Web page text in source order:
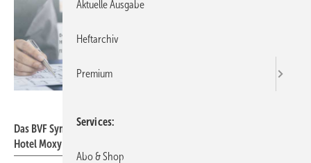
Das BVF Symposium 2026 findet vom 04. bis 05. November 2026 im
Hotel Moxy in Bochum statt.
Aktuelle Ausgabe
Heftarchiv
Premium
Services
Abo & Shop